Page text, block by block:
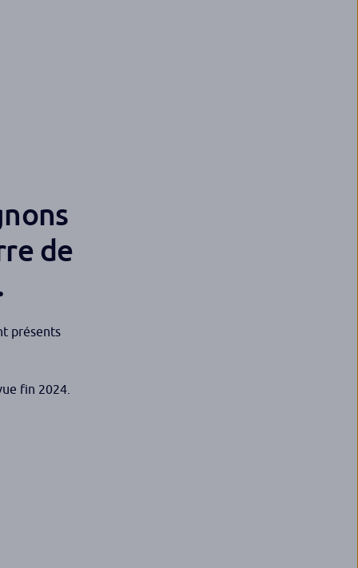
de
présents
fin 2024.